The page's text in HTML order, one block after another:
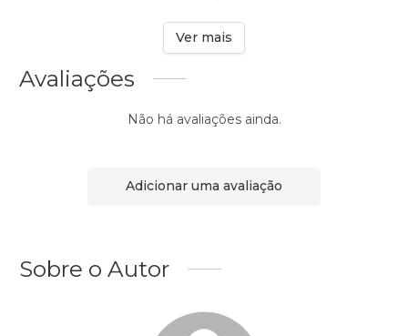
Ver mais
Avaliações
Não há avaliações ainda.
Adicionar uma avaliação
Sobre o Autor